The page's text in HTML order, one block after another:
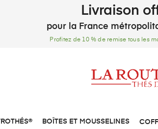
Livraison
pour la France
Profitez de 10 % de remise tous les
BOÎTES ET MOUSSELINES